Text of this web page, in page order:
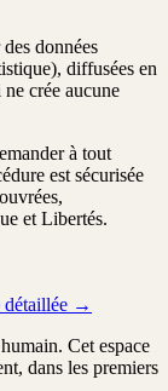
données
diffusées en
crée aucune
à tout
est sécurisée
,
et Libertés.
détaillée →
Cet espace
dans les premiers